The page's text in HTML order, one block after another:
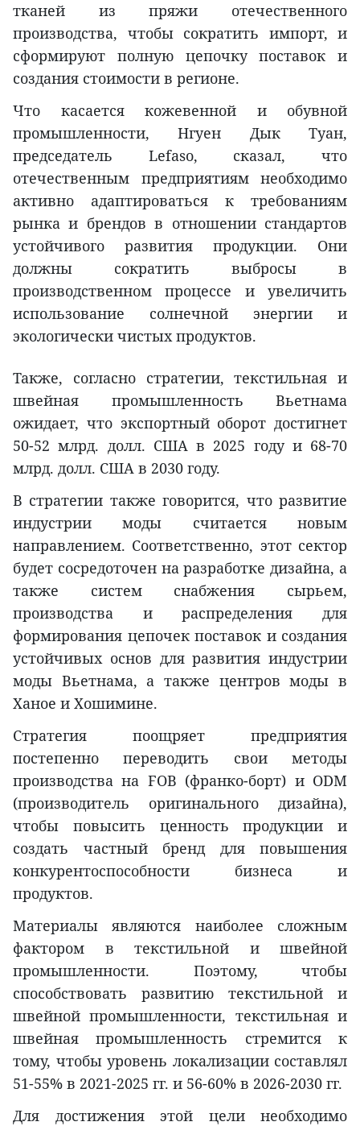
тканей из пряжи отечественного
производства, чтобы сократить импорт, и
сформируют полную цепочку поставок и
создания стоимости в регионе.
Что касается кожевенной и обувной
промышленности, Нгуен Дык Туан,
председатель Lefaso, сказал, что
отечественным предприятиям необходимо
активно адаптироваться к требованиям
рынка и брендов в отношении стандартов
устойчивого развития продукции. Они
должны сократить выбросы в
производственном процессе и увеличить
использование солнечной энергии и
экологически чистых продуктов.
Также, согласно стратегии, текстильная и
швейная промышленность Вьетнама
ожидает, что экспортный оборот достигнет
50-52 млрд. долл. США в 2025 году и 68-70
млрд. долл. США в 2030 году.
В стратегии также говорится, что развитие
индустрии моды считается новым
направлением. Соответственно, этот сектор
будет сосредоточен на разработке дизайна, а
также систем снабжения сырьем,
производства и распределения для
формирования цепочек поставок и создания
устойчивых основ для развития индустрии
моды Вьетнама, а также центров моды в
Ханое и Хошимине.
Стратегия поощряет предприятия
постепенно переводить свои методы
производства на FOB (франко-борт) и ODM
(производитель оригинального дизайна),
чтобы повысить ценность продукции и
создать частный бренд для повышения
конкурентоспособности бизнеса и
продуктов.
Материалы являются наиболее сложным
фактором в текстильной и швейной
промышленности. Поэтому, чтобы
способствовать развитию текстильной и
швейной промышленности, текстильная и
швейная промышленность стремится к
тому, чтобы уровень локализации составлял
51-55% в 2021-2025 гг. и 56-60% в 2026-2030 гг.
Для достижения этой цели необходимо